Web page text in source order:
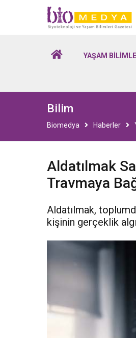
Biomedya -
YAŞAM
Bilim
Biomedya Haberler
Aldatılmak
Travmaya
Aldatılmak,
kişinin gerçeklik